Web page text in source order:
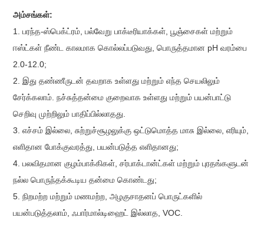
அம்சங்கள்:
1. பரந்த-ஸ்பெக்ட்ரம், பல்வேறு பாக்டீரியாக்கள், பூஞ்சைகள் மற்றும்
ஈஸ்ட்கள் நீண்ட காலமாக கொல்லப்படுவது, பொருத்தமான pH வரம்பை
2.0-12.0;
2. இது தண்ணீருடன் தவறாக உள்ளது மற்றும் எந்த செயலிலும்
சேர்க்கலாம். நச்சுத்தன்மை குறைவாக உள்ளது மற்றும் பயன்பாட்டு
செறிவு முற்றிலும் பாதிப்பில்லாதது.
3. எச்சம் இல்லை, சுற்றுச்சூழலுக்கு ஒட்டுமொத்த மாசு இல்லை, எரியும்,
எளிதான போக்குவரத்து, பயன்படுத்த எளிதானது;
4. பலவிதமான குழம்பாக்கிகள், சர்பாக்டான்ட்கள் மற்றும் புரதங்களுடன்
நல்ல பொருந்தக்கூடிய தன்மை கொண்டது;
5. நிறமற்ற மற்றும் மணமற்ற, அழகுசாதனப் பொருட்களில்
பயன்படுத்தலாம், ஃபார்மால்டிஹைட் இல்லாத, VOC.